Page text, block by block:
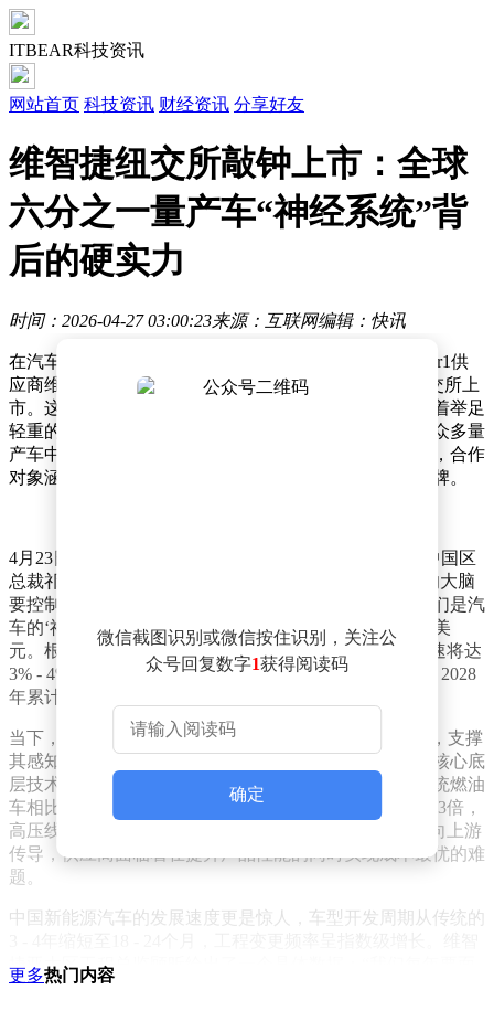
ITBEAR科技资讯
网站首页 科技资讯 财经资讯 分享好友
维智捷纽交所敲钟上市：全球
六分之一量产车“神经系统”背
后的硬实力
时间：2026-04-27 03:00:23来源：互联网编辑：快讯
在汽车产业深度变革的浪潮中，一家长期低调的汽车Tier1供
应商维智捷（Versigent）迎来了高光时刻——成功在纽交所上
市。这家企业虽不为普通消费者熟知，却在汽车行业有着举足
轻重的地位，其生产的线束和电气架构已广泛嵌入全球众多量
产车中，每六辆量产车里就有一辆使用了维智捷的产品，合作
对象涵盖大众、丰田等传统巨头以及国内新势力头部品牌。
4月23日，在中国愿景发布会上，维智捷全球副总裁兼中国区
总裁祁松用形象的比喻阐述了公司的核心业务：“我们的大脑
要控制一举一动，需要复杂的神经系统。简单来说，我们是汽
车的‘神经系统’。”2025年，维智捷全球销售额达到88亿美
元。根据规划，2025 - 2028年，其全球收入复合年均增速将达
3% - 4%，EBITDA利润率累计提升约200个基点，2026 - 2028
年累计自由现金流约10亿美元。
当下，汽车正从单纯的交通工具进化为“移动智能终端”，支撑
其感知、决策、执行的电气架构成为决定整车竞争力的核心底
层技术之一，这也给行业带来了前所未有的挑战。与传统燃油
车相比，纯电动汽车的电气架构单车价值量大幅提升2 - 3倍，
高压线束占比接近30%。然而，整车市场的价格战持续向上游
传导，供应商面临着在提升产品性能的同时实现成本最优的难
题。
中国新能源汽车的发展速度更是惊人，车型开发周期从传统的
捷亚太区工程总监顾昕给出了一个具体数据：“我们每年要面
对24000个以上的工程更改，这是线束行业最大的挑战。”传统
微信截图识别或微信按住识别，关注公
众号回复数字1获得阅读码
确定
更多热门内容